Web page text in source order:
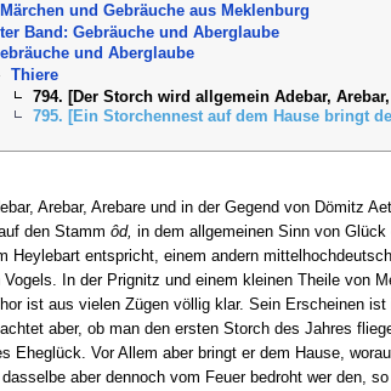
und Gebräuche aus Meklenburg
Band: Gebräuche und Aberglaube
und Aberglaube
Thiere
794. [Der Storch wird allgemein Adebar,
795. [Ein Storchennest auf dem Hause bringt
Arebar, Arebare und in der Gegend von Dömitz
den Stamm ôd, in dem allgemeinen Sinn von Glück
Heylebart entspricht, einem andern
In der Prignitz und einem kleinen Theile von
ist aus vielen Zügen völlig klar. Sein Erscheinen
aber, ob man den ersten Storch des Jahres
Eheglück. Vor Allem aber bringt er dem Hause,
aber dennoch vom Feuer bedroht wer den,